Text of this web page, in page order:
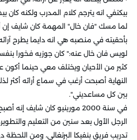
بيكتفي انه يترجم كلام المدرب ولكنه كان
لما مسك "فان خال" المهمة كان شايف إن
بأحقيته في منصبه هي انه دايما يطرح
لويس فان خال عنه:" كان جوزيه فخورا
كثير من الأحيان ويختلف معي حينما
النهاية أصبحت أرغب في سماع أرائه أكثر
بين كل مساعديني".
في سنة 2000 مورينيو كان شايف
الرجل الأول بعد سنين من التعليم
تدريب فريق بنفيكا البرتغالي، ومن